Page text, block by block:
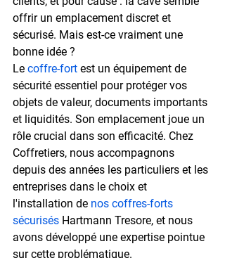
offrir un emplacement discret et
sécurisé. Mais est-ce vraiment une
bonne idée ?
Le coffre-fort est un équipement de
sécurité essentiel pour protéger vos
objets de valeur, documents importants
et liquidités. Son emplacement joue un
rôle crucial dans son efficacité. Chez
Coffretiers, nous accompagnons
depuis des années les particuliers et les
entreprises dans le choix et
l'installation de nos coffres-forts
sécurisés Hartmann Tresore, et nous
avons développé une expertise pointue
sur cette problématique.